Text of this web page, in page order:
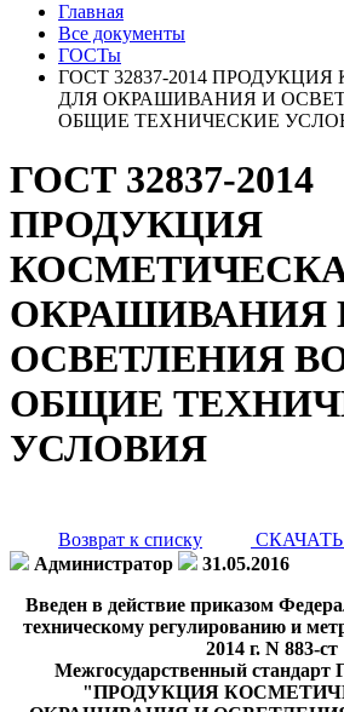
Главная
Все документы
ГОСТы
ГОСТ 32837-2014
ДЛЯ ОКРАШИВАНИЯ И
ОБЩИЕ ТЕХНИЧЕСКИЕ
ГОСТ 32837-2014
ПРОДУКЦИЯ
ОКРАШИВАНИЯ
ОСВЕТЛЕНИЯ
ОБЩИЕ
УСЛОВИЯ
Возврат к списку
Администратор
31.05.2016
Введен в действие приказом
техническому регулированию и
2014 г. N 883-ст
Межгосударственный стандарт
"ПРОДУКЦИЯ